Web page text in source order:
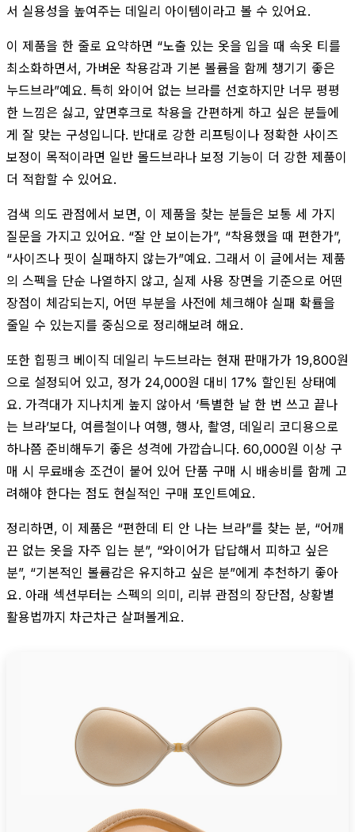
서 실용성을 높여주는 데일리 아이템이라고 볼 수 있어요.
이 제품을 한 줄로 요약하면 “노출 있는 옷을 입을 때 속옷 티를
최소화하면서, 가벼운 착용감과 기본 볼륨을 함께 챙기기 좋은
누드브라”예요. 특히 와이어 없는 브라를 선호하지만 너무 평평
한 느낌은 싫고, 앞면후크로 착용을 간편하게 하고 싶은 분들에
게 잘 맞는 구성입니다. 반대로 강한 리프팅이나 정확한 사이즈
보정이 목적이라면 일반 몰드브라나 보정 기능이 더 강한 제품이
더 적합할 수 있어요.
검색 의도 관점에서 보면, 이 제품을 찾는 분들은 보통 세 가지
질문을 가지고 있어요. “잘 안 보이는가”, “착용했을 때 편한가”,
“사이즈나 핏이 실패하지 않는가”예요. 그래서 이 글에서는 제품
의 스펙을 단순 나열하지 않고, 실제 사용 장면을 기준으로 어떤
장점이 체감되는지, 어떤 부분을 사전에 체크해야 실패 확률을
줄일 수 있는지를 중심으로 정리해보려 해요.
또한 힙핑크 베이직 데일리 누드브라는 현재 판매가가 19,800원
으로 설정되어 있고, 정가 24,000원 대비 17% 할인된 상태예
요. 가격대가 지나치게 높지 않아서 ‘특별한 날 한 번 쓰고 끝나
는 브라’보다, 여름철이나 여행, 행사, 촬영, 데일리 코디용으로
하나쯤 준비해두기 좋은 성격에 가깝습니다. 60,000원 이상 구
매 시 무료배송 조건이 붙어 있어 단품 구매 시 배송비를 함께 고
려해야 한다는 점도 현실적인 구매 포인트예요.
정리하면, 이 제품은 “편한데 티 안 나는 브라”를 찾는 분, “어깨
끈 없는 옷을 자주 입는 분”, “와이어가 답답해서 피하고 싶은
분”, “기본적인 볼륨감은 유지하고 싶은 분”에게 추천하기 좋아
요. 아래 섹션부터는 스펙의 의미, 리뷰 관점의 장단점, 상황별
활용법까지 차근차근 살펴볼게요.